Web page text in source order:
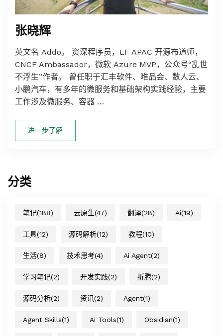
张晓辉
英文名 Addo。 资深程序员，LF APAC 开源布道师，
CNCF Ambassador，微软 Azure MVP，公众号“乱世
不浮生”作者。 曾任职于汇丰软件、唯品会、数人云、
小鹏汽车，有多年的微服务和基础架构实践经验，主要
工作涉及微服务、容器 …
进一步了解
分类
笔记(188) 云原生(47) 翻译(28) Ai(19)
工具(12) 源码解析(12) 教程(10)
生活(8) 技术思考(4) Ai Agent(2)
学习笔记(2) 开发实践(2) 折腾(2)
源码分析(2) 资讯(2) Agent(1)
Agent Skills(1) Ai Tools(1) Obsidian(1)